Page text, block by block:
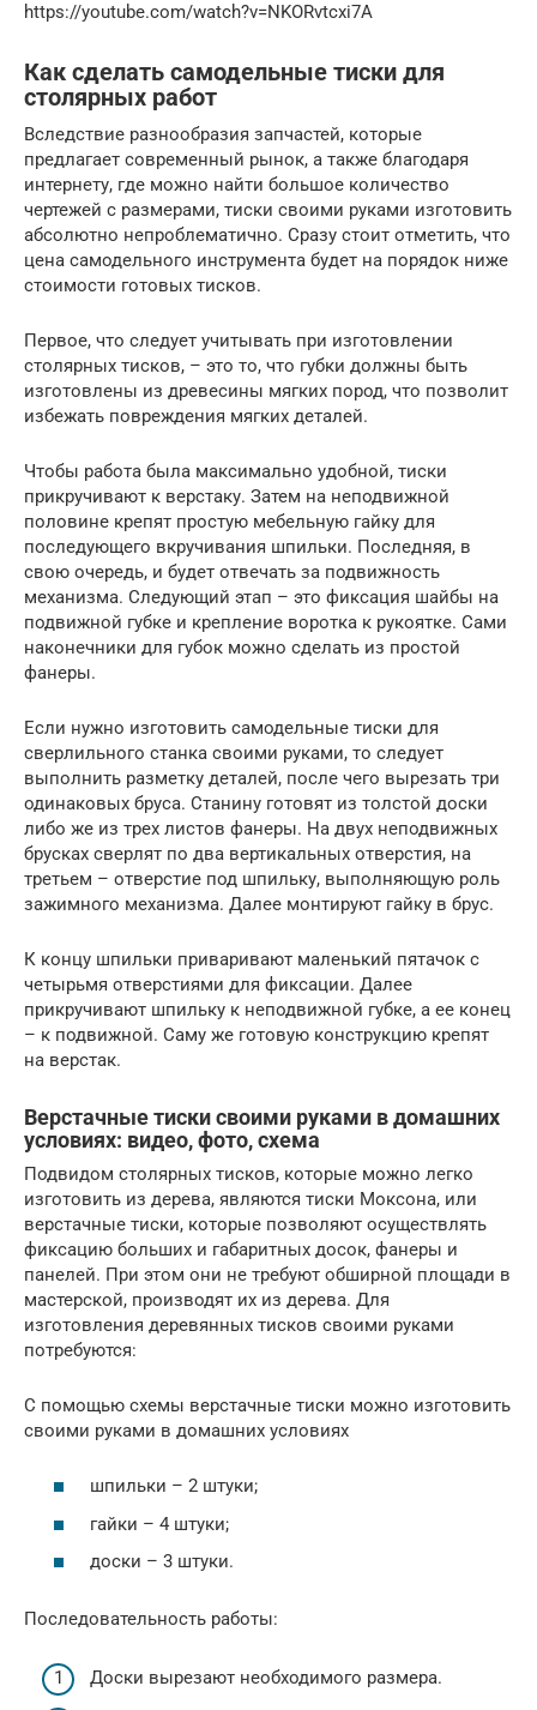
https://youtube.com/watch?v=NKORvtcxi7A
Как сделать самодельные тиски для
столярных работ
Вследствие разнообразия запчастей, которые
предлагает современный рынок, а также благодаря
интернету, где можно найти большое количество
чертежей с размерами, тиски своими руками изготовить
абсолютно непроблематично. Сразу стоит отметить, что
цена самодельного инструмента будет на порядок ниже
стоимости готовых тисков.
Первое, что следует учитывать при изготовлении
столярных тисков, – это то, что губки должны быть
изготовлены из древесины мягких пород, что позволит
избежать повреждения мягких деталей.
Чтобы работа была максимально удобной, тиски
прикручивают к верстаку. Затем на неподвижной
половине крепят простую мебельную гайку для
последующего вкручивания шпильки. Последняя, в
свою очередь, и будет отвечать за подвижность
механизма. Следующий этап – это фиксация шайбы на
подвижной губке и крепление воротка к рукоятке. Сами
наконечники для губок можно сделать из простой
фанеры.
Если нужно изготовить самодельные тиски для
сверлильного станка своими руками, то следует
выполнить разметку деталей, после чего вырезать три
одинаковых бруса. Станину готовят из толстой доски
либо же из трех листов фанеры. На двух неподвижных
брусках сверлят по два вертикальных отверстия, на
третьем – отверстие под шпильку, выполняющую роль
зажимного механизма. Далее монтируют гайку в брус.
К концу шпильки приваривают маленький пятачок с
четырьмя отверстиями для фиксации. Далее
прикручивают шпильку к неподвижной губке, а ее конец
– к подвижной. Саму же готовую конструкцию крепят
на верстак.
Верстачные тиски своими руками в домашних
условиях: видео, фото, схема
Подвидом столярных тисков, которые можно легко
изготовить из дерева, являются тиски Моксона, или
верстачные тиски, которые позволяют осуществлять
фиксацию больших и габаритных досок, фанеры и
панелей. При этом они не требуют обширной площади в
мастерской, производят их из дерева. Для
изготовления деревянных тисков своими руками
потребуются:
С помощью схемы верстачные тиски можно изготовить
своими руками в домашних условиях
шпильки – 2 штуки;
гайки – 4 штуки;
доски – 3 штуки.
Последовательность работы:
Доски вырезают необходимого размера.